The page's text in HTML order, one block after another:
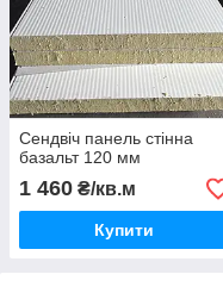
Сендвіч панель стінна
базальт 120 мм
1 460 ₴/кв.м
Купити